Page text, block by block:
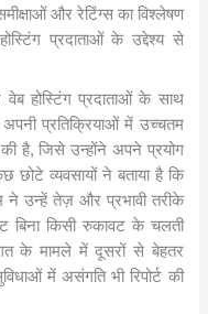
और रेटिंग्स का विश्लेषण
प्रदाताओं के उद्देश्य से
होस्टिंग प्रदाताओं के साथ
प्रतिक्रियाओं में उच्चतम
है, जिसे उन्होंने अपने प्रयोग
छोटे व्यवसायों ने बताया है कि
ने उन्हें तेज़ और प्रभावी तरीके
बिना किसी रुकावट के चलती
के मामले में दूसरों से बेहतर
में असंगति भी रिपोर्ट की